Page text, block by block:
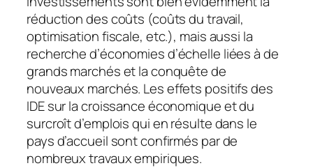
réduction des coûts (coûts du travail,
optimisation fiscale, etc.), mais aussi la
recherche d’économies d’échelle liées à de
grands marchés et la conquête de
nouveaux marchés. Les effets positifs des
IDE sur la croissance économique et du
surcroît d’emplois qui en résulte dans le
pays d’accueil sont confirmés par de
nombreux travaux empiriques.